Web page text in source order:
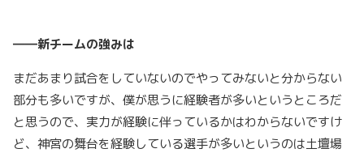
――新チームの強みは
まだあまり試合をしていないのでやってみないと分からない
部分も多いですが、僕が思うに経験者が多いというところだ
と思うので、実力が経験に伴っているかはわからないですけ
ど、神宮の舞台を経験している選手が多いというのは土壇場